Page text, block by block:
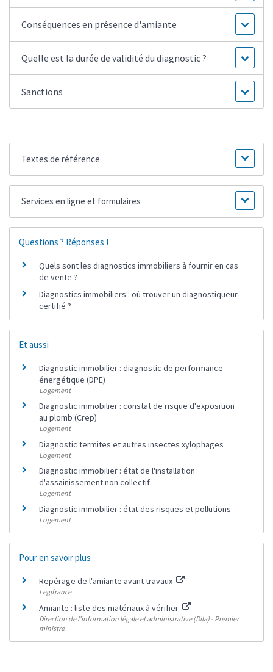
Conséquences en présence d'amiante
Quelle est la durée de validité du diagnostic ?
Sanctions
Textes de référence
Services en ligne et formulaires
Questions ? Réponses !
Quels sont les diagnostics immobiliers à fournir en cas
de vente ?
Diagnostics immobiliers : où trouver un diagnostiqueur
certifié ?
Et aussi
Diagnostic immobilier : diagnostic de performance
énergétique (DPE)
Logement
Diagnostic immobilier : constat de risque d'exposition
au plomb (Crep)
Logement
Diagnostic termites et autres insectes xylophages
Logement
Diagnostic immobilier : état de l'installation
d'assainissement non collectif
Logement
Diagnostic immobilier : état des risques et pollutions
Logement
Pour en savoir plus
Repérage de l'amiante avant travaux
Legifrance
Amiante : liste des matériaux à vérifier
Direction de l'information légale et administrative (Dila) - Premier
ministre